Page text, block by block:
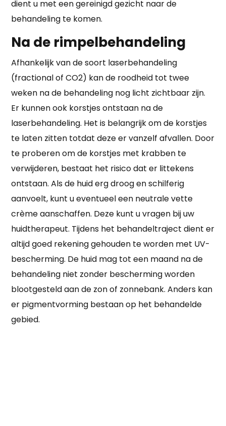
dient u met een gereinigd gezicht naar de
behandeling te komen.
Na de rimpelbehandeling
Afhankelijk van de soort laserbehandeling
(fractional of CO2) kan de roodheid tot twee
weken na de behandeling nog licht zichtbaar zijn.
Er kunnen ook korstjes ontstaan na de
laserbehandeling. Het is belangrijk om de korstjes
te laten zitten totdat deze er vanzelf afvallen. Door
te proberen om de korstjes met krabben te
verwijderen, bestaat het risico dat er littekens
ontstaan. Als de huid erg droog en schilferig
aanvoelt, kunt u eventueel een neutrale vette
crème aanschaffen. Deze kunt u vragen bij uw
huidtherapeut. Tijdens het behandeltraject dient er
altijd goed rekening gehouden te worden met UV-
bescherming. De huid mag tot een maand na de
behandeling niet zonder bescherming worden
blootgesteld aan de zon of zonnebank. Anders kan
er pigmentvorming bestaan op het behandelde
gebied.